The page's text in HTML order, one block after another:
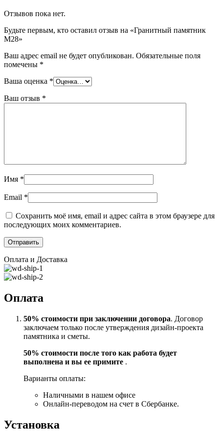
Отзывов пока нет.
Будьте первым, кто оставил отзыв на «Гранитный памятник
М28»
Ваш адрес email не будет опубликован. Обязательные поля
помечены *
Ваша оценка *
Ваш отзыв *
Имя *
Email *
Сохранить моё имя, email и адрес сайта в этом браузере для
последующих моих комментариев.
Оплата и Доставка
Оплата
50% стоимости при заключении договора. Договор
заключаем только после утверждения дизайн-проекта
памятника и сметы.
50% стоимости после того как работа будет
выполнена и вы ее примите .
Варианты оплаты:
Наличными в нашем офисе
Онлайн-переводом на счет в Сбербанке.
Установка